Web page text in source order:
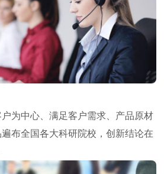
为中心、满足客户需求、产品原材
布全国各大科研院校，创新结论在